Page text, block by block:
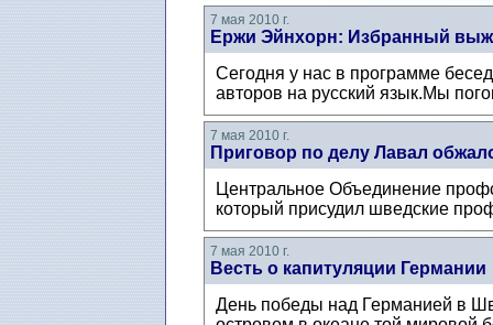
7 мая 2010 г.
Ержи Эйнхорн: Избранный
Сегодня у нас в программе
авторов на русский язык.Мы
7 мая 2010 г.
Приговор по делу Лавал
Центральное Объединение
который присудил шведские
7 мая 2010 г.
Весть о капитуляции Германии
День победы над Германией в